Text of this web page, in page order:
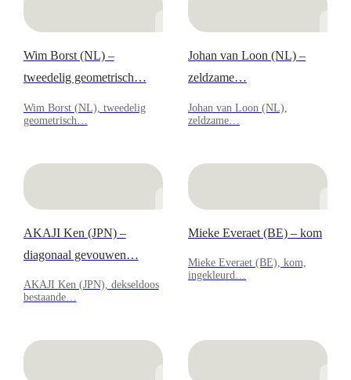
Wim Borst (NL) –
tweedelig geometrisch…
Wim Borst (NL), tweedelig
geometrisch…
Johan van Loon (NL) –
zeldzame…
Johan van Loon (NL),
zeldzame…
AKAJI Ken (JPN) –
diagonaal gevouwen…
AKAJI Ken (JPN), dekseldoos
bestaande…
Mieke Everaet (BE) – kom
Mieke Everaet (BE), kom,
ingekleurd…